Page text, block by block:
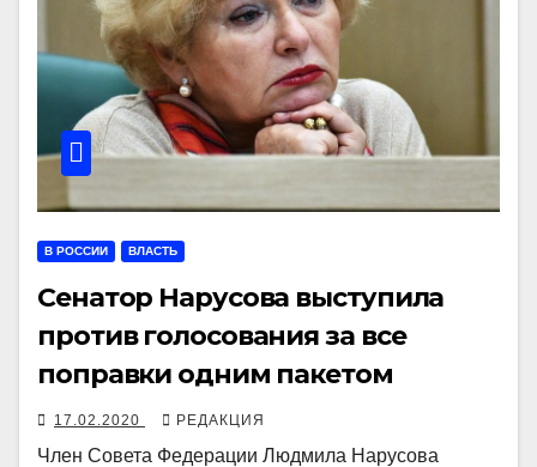
В РОССИИ ВЛАСТЬ
Сенатор Нарусова выступила
против голосования за все
поправки одним пакетом
17.02.2020 РЕДАКЦИЯ
Член Совета Федерации Людмила Нарусова